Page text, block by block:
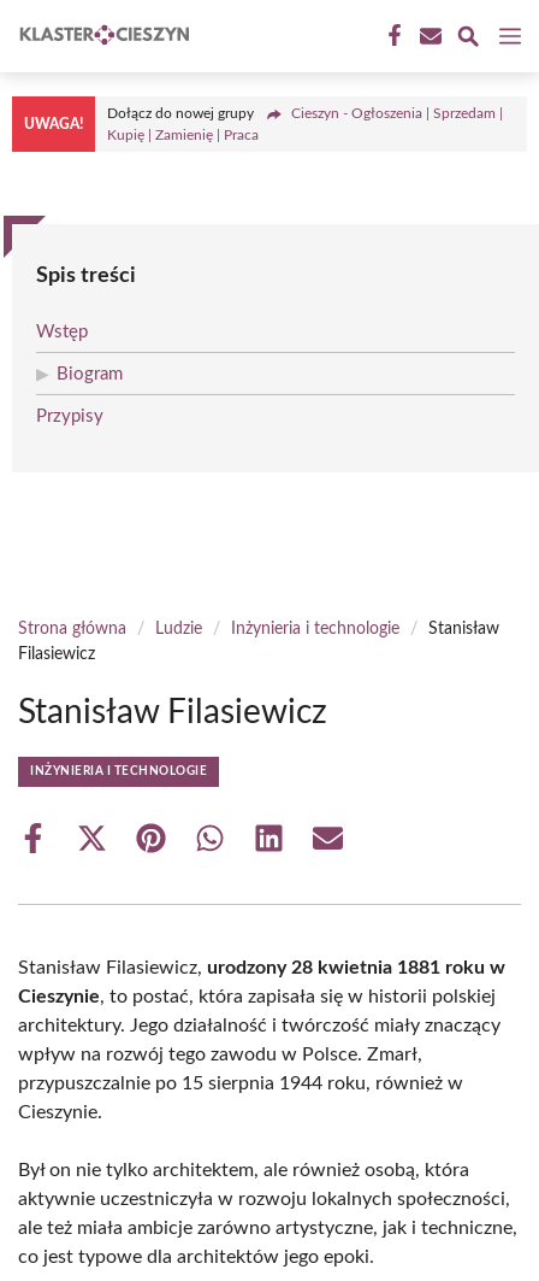
do
treści
UWAGA!
Dołącz do nowej grupy
Cieszyn - Ogłoszenia | Sprzedam |
Kupię | Zamienię | Praca
Spis treści
Wstęp
Biogram
Przypisy
Strona główna / Ludzie / Inżynieria i technologie /
Stanisław
Filasiewicz
Stanisław Filasiewicz
INŻYNIERIA I TECHNOLOGIE
Share
Share
(Twitter)
Share Share Share Share
Stanisław Filasiewicz, urodzony 28 kwietnia 1881 roku w
Cieszynie, to postać, która zapisała się w historii polskiej
architektury. Jego działalność i twórczość miały znaczący
wpływ na rozwój tego zawodu w Polsce. Zmarł,
przypuszczalnie po 15 sierpnia 1944 roku, również w
Cieszynie.
Był on nie tylko architektem, ale również osobą, która
aktywnie uczestniczyła w rozwoju lokalnych społeczności,
ale też miała ambicje zarówno artystyczne, jak i techniczne,
co jest typowe dla architektów jego epoki.